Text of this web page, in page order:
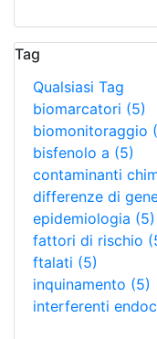
Tag
Qualsiasi Tag
biomarcatori (5)
biomonitoraggio
bisfenolo a (5)
contaminanti
differenze di
epidemiologia (5)
fattori di rischio
ftalati (5)
inquinamento (5)
interferenti